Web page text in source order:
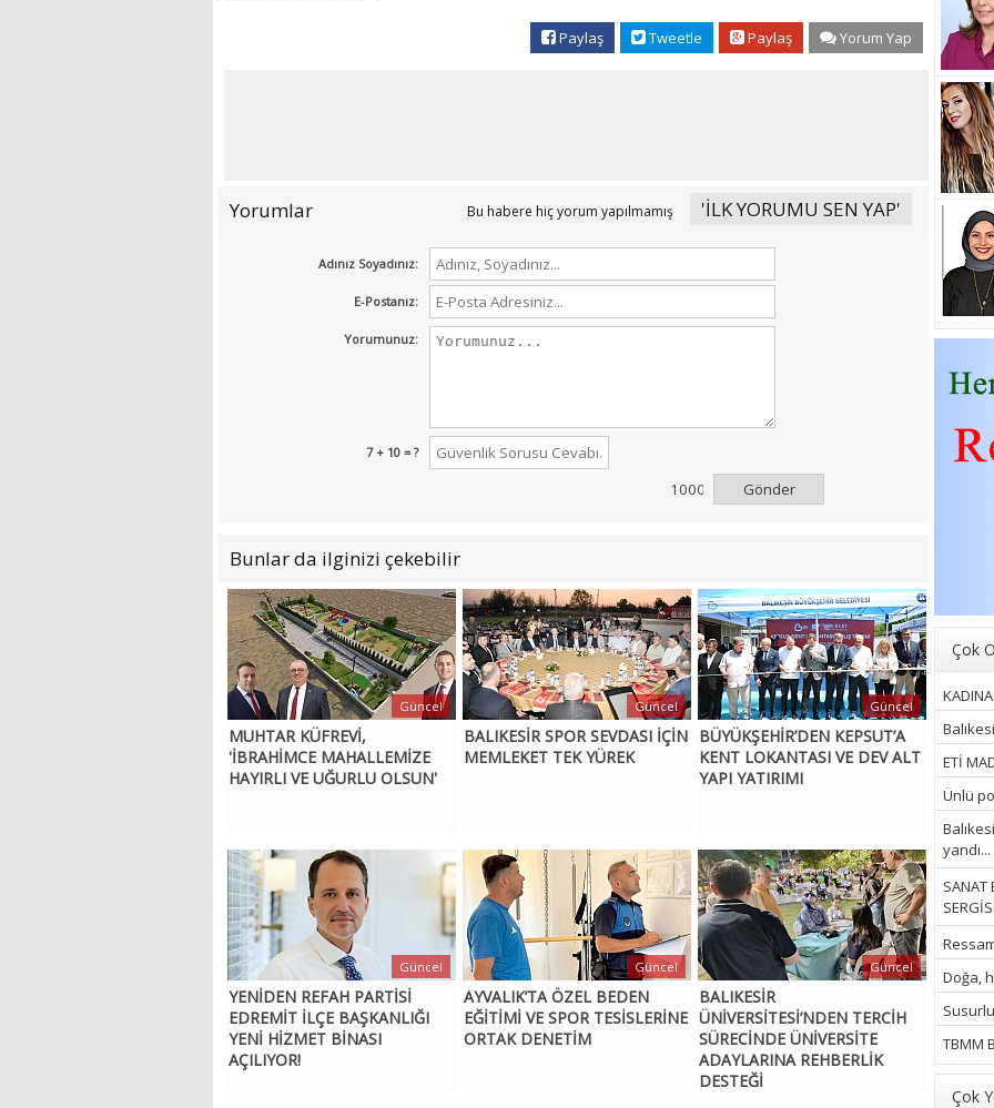
Çok
ETİ
Ünlü
yandı...
SANAT
Doğa,
TBMM
Çok
Paylaş Tweetle Paylaş Yorum Yap
Yorumlar Bu habere hiç yorum yapılmamış 'İLK YORUMU SEN YAP'
Adınız Soyadınız:
E-Postanız:
Yorumunuz:
7 + 10 = ?
Gönder
Bunlar da ilginizi çekebilir
MUHTAR KÜFREVİ,
'İBRAHİMCE MAHALLEMİZE
HAYIRLI VE UĞURLU OLSUN'
Güncel
BALIKESİR SPOR SEVDASI İÇİN
MEMLEKET TEK YÜREK
Güncel
BÜYÜKŞEHİR’DEN KEPSUT’A
KENT LOKANTASI VE DEV ALT
YAPI YATIRIMI
Güncel
YENİDEN REFAH PARTİSİ
EDREMİT İLÇE BAŞKANLIĞI
YENİ HİZMET BİNASI
AÇILIYOR!
Güncel
AYVALIK’TA ÖZEL BEDEN
EĞİTİMİ VE SPOR TESİSLERİNE
ORTAK DENETİM
Güncel
BALIKESİR
ÜNİVERSİTESİ’NDEN TERCİH
SÜRECİNDE ÜNİVERSİTE
ADAYLARINA REHBERLİK
DESTEĞİ
Güncel